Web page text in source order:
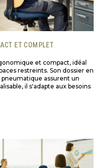
ET COMPLET
et compact, idéal
restreints. Son dossier en
assurent un
il s'adapte aux besoins